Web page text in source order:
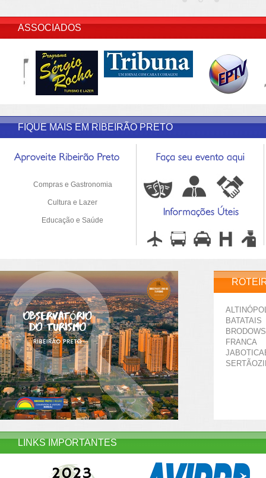
ASSOCIADOS
FIQUE MAIS EM RIBEIRÃO PRETO
Compras e Gastronomia
Cultura e Lazer
Educação e Saúde
BATATAIS
FRANCA
LINKS IMPORTANTES